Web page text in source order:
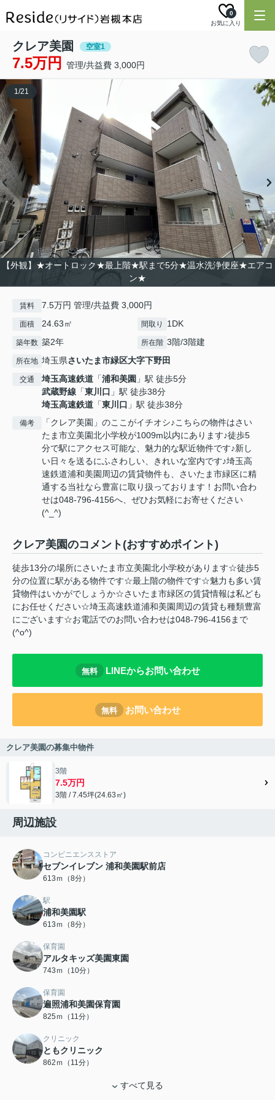
お気に入り
0
クレア美園 空室1
7.5万円 管理/共益費 3,000円
【外観】★オートロック★最上階★駅まで5分★温水洗浄便座★エアコ
ン★
1/21
賃料 7.5万円 管理/共益費 3,000円
面積 24.63㎡ 間取り 1DK
築年数 築2年 所在階 3階/3階建
所在地 埼玉県さいたま市緑区大字下野田
交通 埼玉高速鉄道 「浦和美園 」駅 徒歩5分
武蔵野線 「東川口 」駅 徒歩38分
埼玉高速鉄道 「東川口 」駅 徒歩38分
備考
「クレア美園」のここがイチオシ♪こちらの物件はさい
たま市立美園北小学校が1009m以内にあります♪徒歩5
分で駅にアクセス可能な、魅力的な駅近物件です♪新し
い日々を送るにふさわしい、きれいな室内です♪埼玉高
速鉄道浦和美園周辺の賃貸物件も、さいたま市緑区に精
通する当社なら豊富に取り扱っております！お問い合わ
せは048-796-4156へ、ぜひお気軽にお寄せください
(^_^)
クレア美園のコメント(おすすめポイント)
徒歩13分の場所にさいたま市立美園北小学校があります☆徒歩5
分の位置に駅がある物件です☆最上階の物件です☆魅力も多い賃
貸物件はいかがでしょうか☆さいたま市緑区の賃貸情報は私ども
にお任せください☆埼玉高速鉄道浦和美園周辺の賃貸も種類豊富
にございます☆お電話でのお問い合わせは048-796-4156まで
(^o^)
無料 LINEからお問い合わせ
無料 お問い合わせ
クレア美園の募集中物件
3階
7.5万円
3階 / 7.45坪(24.63㎡)
周辺施設
コンビニエンスストア
セブンイレブン 浦和美園駅前店
613ｍ（8分）
駅
浦和美園駅
613ｍ（8分）
保育園
アルタキッズ美園東園
743ｍ（10分）
保育園
遍照浦和美園保育園
825ｍ（11分）
クリニック
ともクリニック
862ｍ（11分）
すべて見る